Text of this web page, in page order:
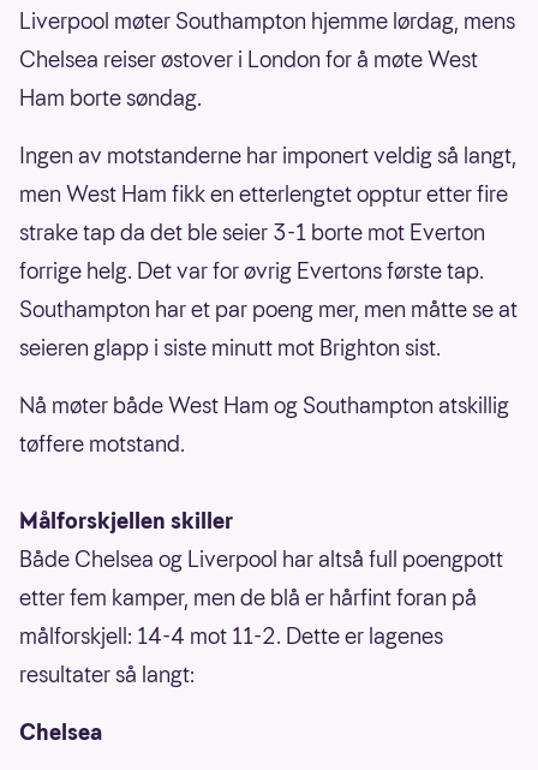
Liverpool møter Southampton hjemme lørdag, mens
Chelsea reiser østover i London for å møte West
Ham borte søndag.
Ingen av motstanderne har imponert veldig så langt,
men West Ham fikk en etterlengtet opptur etter fire
strake tap da det ble seier 3-1 borte mot Everton
forrige helg. Det var for øvrig Evertons første tap.
Southampton har et par poeng mer, men måtte se at
seieren glapp i siste minutt mot Brighton sist.
Nå møter både West Ham og Southampton atskillig
tøffere motstand.
Målforskjellen skiller
Både Chelsea og Liverpool har altså full poengpott
etter fem kamper, men de blå er hårfint foran på
målforskjell: 14-4 mot 11-2. Dette er lagenes
resultater så langt:
Chelsea